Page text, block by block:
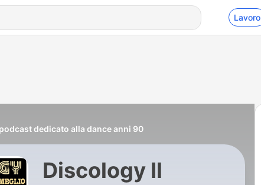
Lavoro
dedicato alla dance anni 90
Discology Il